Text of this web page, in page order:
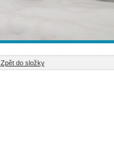
Zpět do složky